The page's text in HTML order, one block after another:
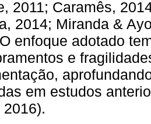
2011; Caramês,
2014; Miranda &
enfoque adotado
e
em estudos